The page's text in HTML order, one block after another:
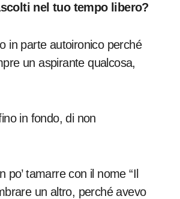
nel tuo tempo libero?
in parte autoironico perché
un aspirante qualcosa,
in fondo, di non
tamarre con il nome “Il
un altro, perché avevo